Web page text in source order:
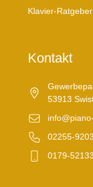
Klavier-Ratgeber
Kontakt
53913
02255-
0179-